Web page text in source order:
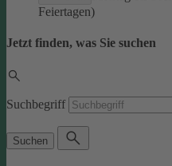
Feiertagen)
Jetzt finden, was Sie suchen
Suchbegriff
Suchen